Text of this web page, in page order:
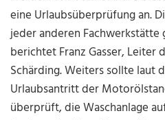
eine Urlaubsüberprüfung an.
jeder anderen Fachwerkstätte
berichtet Franz Gasser, Leiter
Schärding. Weiters sollte laut
Urlaubsantritt der
überprüft, die Waschanlage